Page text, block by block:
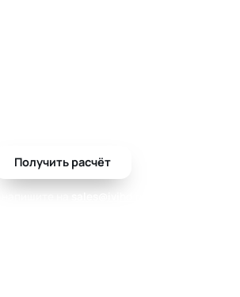
Получить расчёт